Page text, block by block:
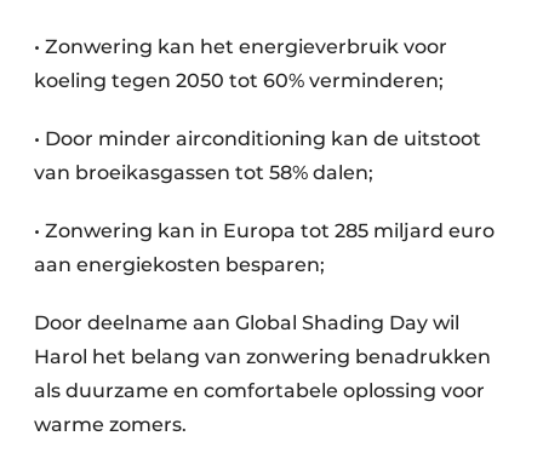
• Zonwering kan het energieverbruik voor
koeling tegen 2050 tot 60% verminderen;
• Door minder airconditioning kan de uitstoot
van broeikasgassen tot 58% dalen;
• Zonwering kan in Europa tot 285 miljard euro
aan energiekosten besparen;
Door deelname aan Global Shading Day wil
Harol het belang van zonwering benadrukken
als duurzame en comfortabele oplossing voor
warme zomers.